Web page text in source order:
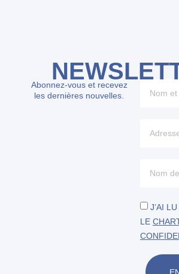
Abonnez-vous et recevez
les dernières nouvelles.
J’AI
LE